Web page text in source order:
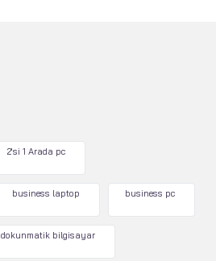
2'si 1 Arada pc
business laptop business pc
dokunmatik bilgisayar